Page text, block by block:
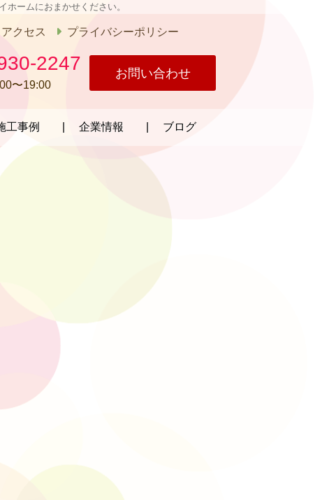
ームにおまかせください。
アクセス プライバシーポリシー
2247
〜19:00
お問い合わせ
工事例 企業情報 ブログ